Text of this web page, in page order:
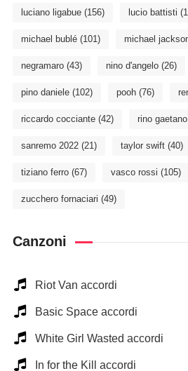
luciano ligabue(156) lucio battisti
michael bublé(101) michael
negramaro(43) nino d'angelo(26)
pino daniele(102) pooh(76)
riccardo cocciante(42) rino gaetano
sanremo 2022(21) taylor swift(40)
tiziano ferro(67) vasco rossi (105)
zucchero fornaciari (49)
Canzoni
Riot Van accordi
Basic Space accordi
White Girl Wasted accordi
In for the Kill accordi